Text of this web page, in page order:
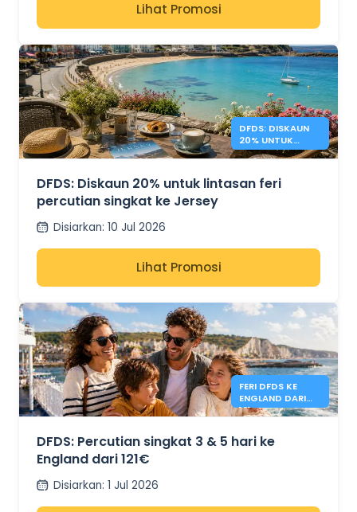
Lihat Promosi
DFDS: DISKAUN
20% UNTUK
PERCUTIAN
DFDS: Diskaun 20% untuk lintasan feri
percutian singkat ke Jersey
Disiarkan: 10 Jul 2026
Lihat Promosi
FERI DFDS KE
ENGLAND DARI
121€
DFDS: Percutian singkat 3 & 5 hari ke
England dari 121€
Disiarkan: 1 Jul 2026